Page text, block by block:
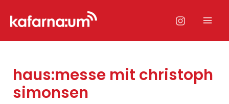
Inhalt
haus:messe mit christoph
simonsen